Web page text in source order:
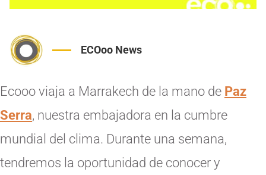
ECOoo News
Ecooo viaja a Marrakech de la mano de Paz
Serra, nuestra embajadora en la cumbre
mundial del clima. Durante una semana,
tendremos la oportunidad de conocer y